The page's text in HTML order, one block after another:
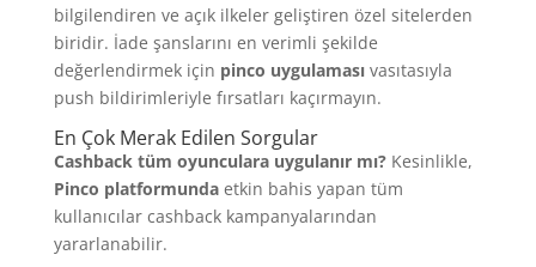
bilgilendiren ve açık ilkeler geliştiren özel sitelerden
biridir. İade şanslarını en verimli şekilde
değerlendirmek için pinco uygulamasıvasıtasıyla
push bildirimleriyle fırsatları kaçırmayın.
En Çok Merak Edilen Sorgular
Cashback tüm oyunculara uygulanır mı?Kesinlikle,
Pinco platformundaetkin bahis yapan tüm
kullanıcılar cashback kampanyalarından
yararlanabilir.